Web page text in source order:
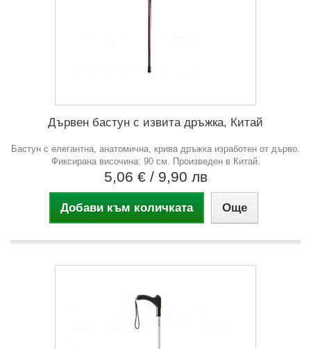
Дървен бастун с извита дръжка, Китай
Бастун с елегантна, анатомична, крива дръжка изработен от дърво.
Фиксирана височина: 90 см. Произведен в Китай.
5,06 € / 9,90 лв
Добави към количката Още